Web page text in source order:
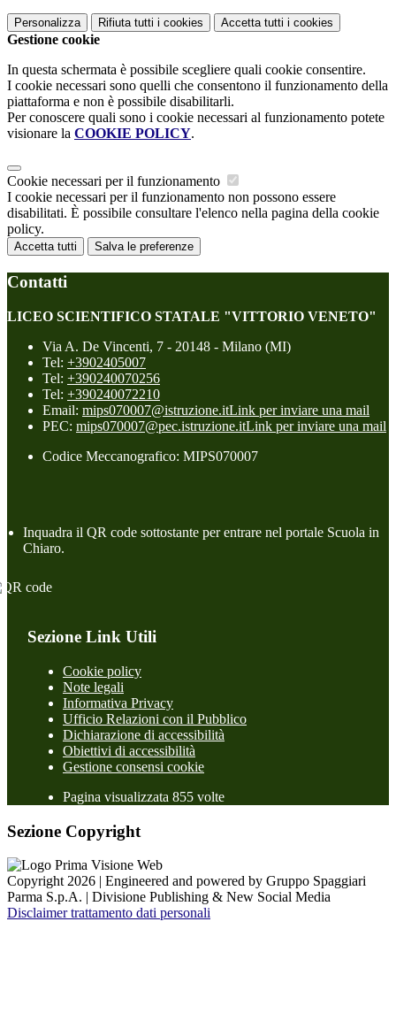
Personalizza Rifiuta tutti i cookies Accetta tutti i cookies
Gestione cookie
In questa schermata è possibile scegliere quali cookie consentire.
I cookie necessari sono quelli che consentono il funzionamento della
piattaforma e non è possibile disabilitarli.
Per conoscere quali sono i cookie necessari al funzionamento potete
visionare la COOKIE POLICY.
Cookie necessari per il funzionamento
I cookie necessari per il funzionamento non possono essere
disabilitati. È possibile consultare l'elenco nella pagina della cookie
policy.
Accetta tutti Salva le preferenze
Contatti
LICEO SCIENTIFICO STATALE "VITTORIO VENETO"
Via A. De Vincenti, 7 - 20148 - Milano (MI)
Tel: +3902405007
Tel: +390240070256
Tel: +390240072210
Email: mips070007@istruzione.itLink per inviare una mail
PEC: mips070007@pec.istruzione.itLink per inviare una mail
Codice Meccanografico: MIPS070007
Inquadra il QR code sottostante per entrare nel portale Scuola in
Chiaro.
Sezione Link Utili
Cookie policy
Note legali
Informativa Privacy
Ufficio Relazioni con il Pubblico
Dichiarazione di accessibilità
Obiettivi di accessibilità
Gestione consensi cookie
Pagina visualizzata 855 volte
Sezione Copyright
Copyright 2026 | Engineered and powered by Gruppo Spaggiari
Parma S.p.A. | Divisione Publishing & New Social Media
Disclaimer trattamento dati personali